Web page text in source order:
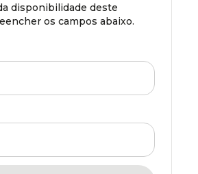
disponibilidade deste
os campos abaixo.